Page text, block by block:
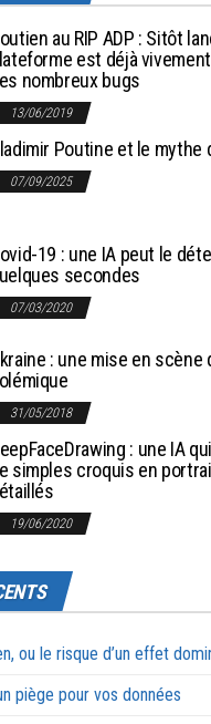
au RIP ADP : Sitôt
est déjà
nombreux bugs
13/06/2019
Poutine et le mythe
07/09/2025
19 : une IA peut le
secondes
07/03/2020
: une mise en scène
31/05/2018
: une IA
simples croquis en
19/06/2020
ou le risque d’un effet
piège pour vos données